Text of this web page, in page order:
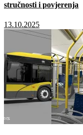
stručnosti i povjerenja
13.10.2025